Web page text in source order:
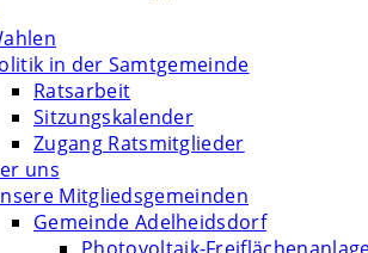
in der Samtgemeinde
Ratsarbeit
Sitzungskalender
Zugang Ratsmitglieder
uns
Mitgliedsgemeinden
Gemeinde Adelheidsdorf